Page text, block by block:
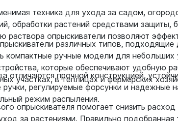
техника для ухода за садом,
обработки растений средствами защиты,
раствора опрыскиватели позволяют
различных типов,
компактные ручные модели для небольших
которые обеспечивают удобную
участках, в теплицах и фермерских
отличаются прочной конструкцией,
регулируемые форсунки и надежные
режим распыления.
опрыскивателя помогает снизить
за растениями. Правильно